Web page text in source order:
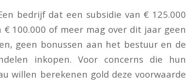
bedrijf dat een subsidie van € 125.000
100.000 of meer mag over dit jaar geen
geen bonussen aan het bestuur en de
inkopen. Voor concerns die hun
willen berekenen gold deze voorwaarde